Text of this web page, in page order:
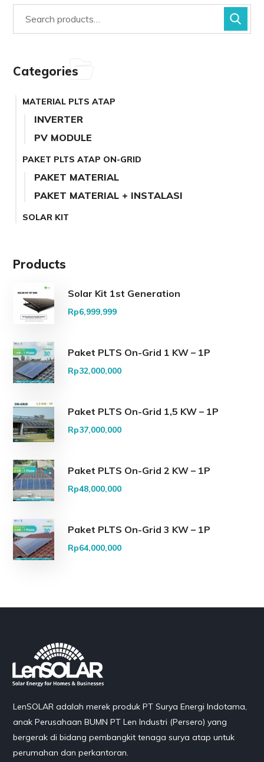
Categories
MATERIAL PLTS ATAP
INVERTER
PV MODULE
PAKET PLTS ATAP ON-GRID
PAKET MATERIAL
PAKET MATERIAL + INSTALASI
SOLAR KIT
Products
Solar Kit 1st Generation
Rp6,999,999
Paket PLTS On-Grid 1 KW – 1P
Rp32,000,000
Paket PLTS On-Grid 1,5 KW – 1P
Rp37,000,000
Paket PLTS On-Grid 2 KW – 1P
Rp48,000,000
Paket PLTS On-Grid 3 KW – 1P
Rp64,000,000
LenSOLAR adalah merek produk PT Surya Energi Indotama,
anak Perusahaan BUMN PT Len Industri (Persero) yang
bergerak di bidang pembangkit tenaga surya atap untuk
perumahan dan perkantoran.